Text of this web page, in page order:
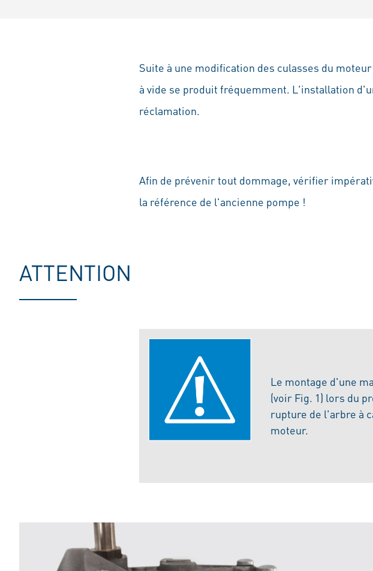
Suite à une modification des culasses du
à vide se produit fréquemment. L'installation
réclamation.
Afin de prévenir tout dommage, vérifier
la référence de l'ancienne pompe !
ATTENTION
Le montage d'une
(voir Fig. 1) lors du
rupture de l'arbre à